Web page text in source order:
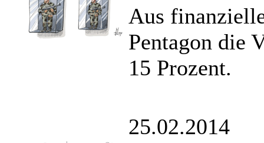
Aus
Pentagon die
15 Prozent.
25.02.2014